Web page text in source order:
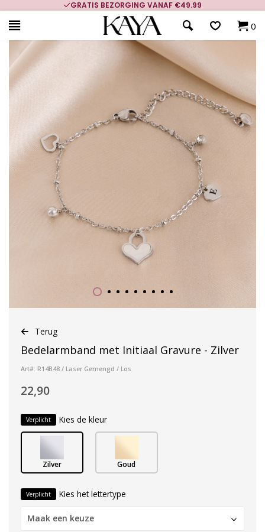
GRATIS BEZORGING VANAF €49.99
0
Terug
Bedelarmband met Initiaal Gravure - Zilver
Art#: R14B48 / Laser Gemengd / Los
22,90
Verplicht Kies de kleur
Zilver Goud
Verplicht Kies het lettertype
Maak een keuze